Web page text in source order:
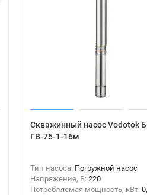
Скважинный насос Vodotok
ГВ-75-1-16м
Тип насоса: Погружной насос
Напряжение, В: 220
Потребляемая мощность, кВт: